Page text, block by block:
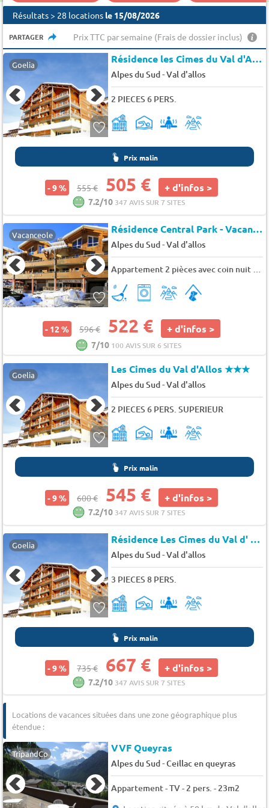
Résultats > 28 locations le 15/08/2026
PARTAGER Prix TTC par semaine (Frais de dossier inclus)
Goelia Résidence les Cimes du Val d'Allos
Alpes du Sud-Val d'allos
2 PIECES 6 PERS.
Prix malin
- 9 % 555 € 505 € + d'infos >
7.2/10 347 AVIS SUR 7 SITES
Vacanceole Résidence Central Park - Vacancéole
Alpes du Sud-Val d'allos
Appartement 2 pièces avec coin nuit 6 personnes
- 12 % 596 € 522 € + d'infos >
7/10 100 AVIS SUR 6 SITES
Goelia Les Cimes du Val d'Allos★★★
Alpes du Sud-Val d'allos
2 PIECES 6 PERS. SUPERIEUR
Prix malin
- 9 % 600 € 545 € + d'infos >
7.2/10 347 AVIS SUR 7 SITES
Goelia Résidence Les Cimes du Val d' Allos
Alpes du Sud-Val d'allos
3 PIECES 8 PERS.
Prix malin
- 9 % 735 € 667 € + d'infos >
7.2/10 347 AVIS SUR 7 SITES
Locations de vacances situées dans une zone géographique plus
étendue :
TripandCo VVF Queyras
Alpes du Sud-Ceillac en queyras
Appartement - TV - 2 pers. - 23m2